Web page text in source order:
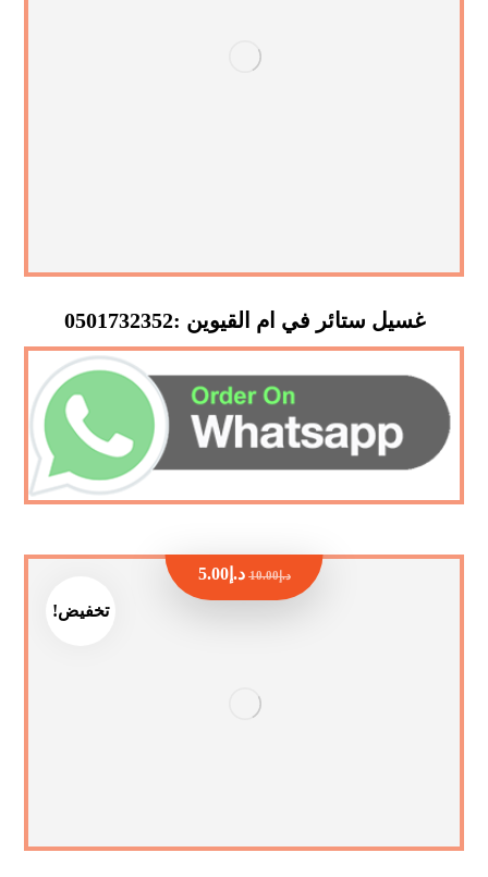
غسيل ستائر في ام القيوين :0501732352
تخفيض!
د.إ10.00 د.إ5.00